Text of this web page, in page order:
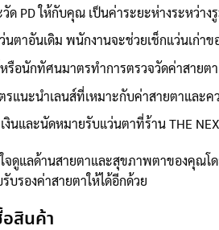
ด PD ให้กับคุณ เป็นค่าระยะห่างระหว่าง
ตาอันเดิม พนักงานจะช่วยเช็กแว่นเก่าข
อนักทัศนมาตรทำการตรวจวัดค่าสายต
แนะนำเลนส์ที่เหมาะกับค่าสายตาและค
งินและนัดหมายรับแว่นตาที่ร้าน THE
ใจดูแลด้านสายตาและสุขภาพตาของคุ
บรองค่าสายตาให้ได้อีกด้วย
สินค้า